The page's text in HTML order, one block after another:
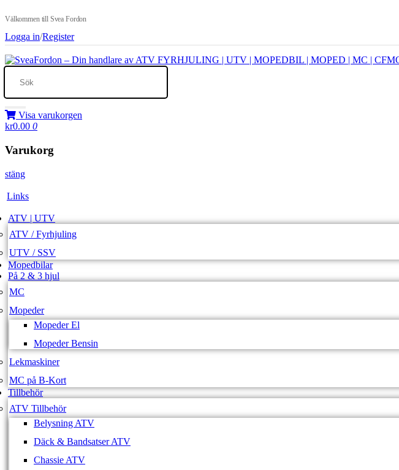
Välkommen till Svea Fordon
Logga in/Register
Visa varukorgen
kr0.00 0
Varukorg
stäng
Links
ATV | UTV
ATV / Fyrhjuling
UTV / SSV
Mopedbilar
På 2 & 3 hjul
MC
Mopeder
Mopeder El
Mopeder Bensin
Lekmaskiner
MC på B-Kort
Tillbehör
ATV Tillbehör
Belysning ATV
Däck & Bandsatser ATV
Chassie ATV